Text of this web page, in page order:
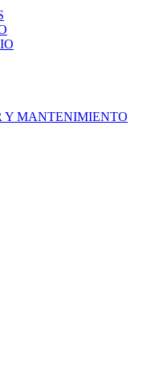
Y MANTENIMIENTO